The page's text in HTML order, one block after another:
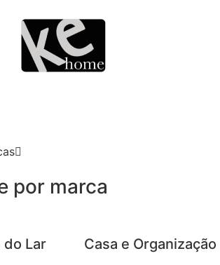
por marca
do Lar Casa e Organização